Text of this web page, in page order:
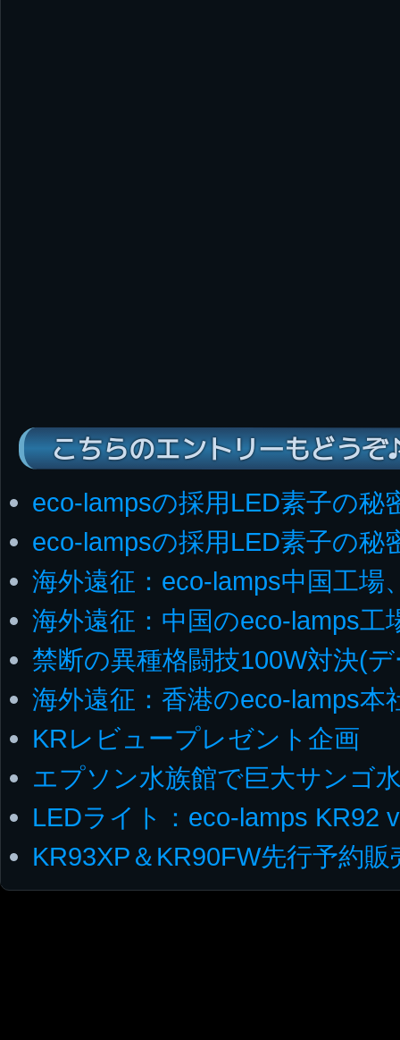
こちらのエントリーもどうぞ
eco-lampsの採用LED素子の秘
eco-lampsの採用LED素子の秘
海外遠征：eco-lamps中国工場
海外遠征：中国のeco-lamps工
禁断の異種格闘技100W対決(
海外遠征：香港のeco-lamps本
KRレビュープレゼント企画
エプソン水族館で巨大サンゴ
LEDライト：eco-lamps KR92
KR93XP＆KR90FW先行予約販